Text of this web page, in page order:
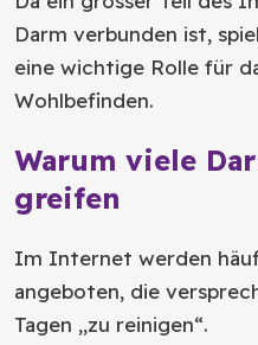
Darm verbunden ist,
eine wichtige Rolle für
Wohlbefinden.
Warum viele
greifen
Im Internet werden
angeboten, die
Tagen „zu reinigen“.